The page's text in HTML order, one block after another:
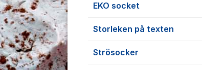
EKO socket
Storleken på texten
Strösocker